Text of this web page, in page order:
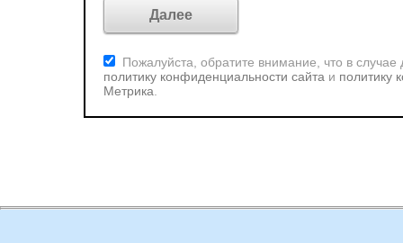
Пожалуйста, обратите внимание, что в
политику конфиденциальности сайта и политику
Метрика